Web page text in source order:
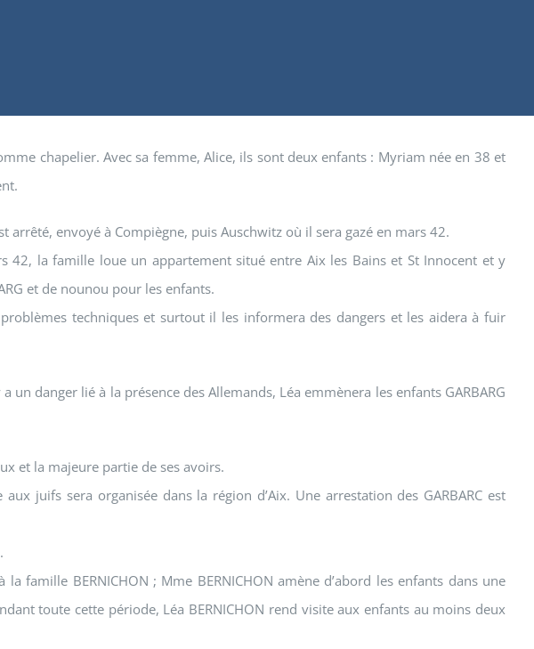
chapelier. Avec sa femme, Alice, ils sont deux enfants : Myriam née en 38 et
arrêté, envoyé à Compiègne, puis Auschwitz où il sera gazé en mars 42.
42, la famille loue un appartement situé entre Aix les Bains et St Innocent et y
et de nounou pour les enfants.
techniques et surtout il les informera des dangers et les aidera à fuir
danger lié à la présence des Allemands, Léa emmènera les enfants GARBARG
et la majeure partie de ses avoirs.
juifs sera organisée dans la région d’Aix. Une arrestation des GARBARC est
famille BERNICHON ; Mme BERNICHON amène d’abord les enfants dans une
toute cette période, Léa BERNICHON rend visite aux enfants au moins deux